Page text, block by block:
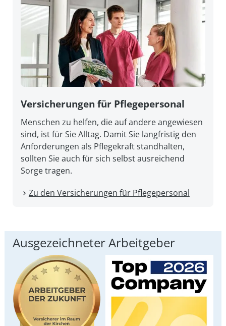
Versicherungen für Pflegepersonal
Menschen zu helfen, die auf andere angewiesen
sind, ist für Sie Alltag. Damit Sie lang­fristig den
An­forderungen als Pflege­kraft stand­halten,
sollten Sie auch für sich selbst aus­reichend
Sorge tragen.
Zu den Versicherungen für Pflegepersonal
Ausgezeichneter Arbeitgeber